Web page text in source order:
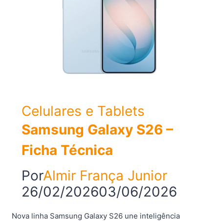
Celulares e Tablets
Samsung Galaxy S26 –
Ficha Técnica
PorAlmir França Junior
26/02/202603/06/2026
Nova linha Samsung Galaxy S26 une inteligência